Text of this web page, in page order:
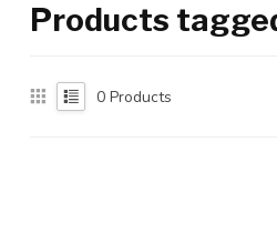
Products
0 Products